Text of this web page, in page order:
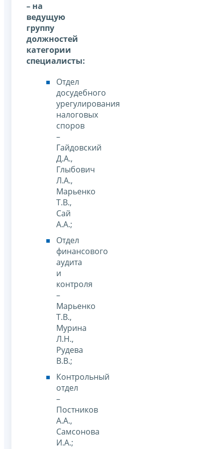
– на
ведущую
группу
должностей
категории
специалисты:
Отдел
досудебного
урегулирования
налоговых
споров
–
Гайдовский
Д.А.,
Глыбович
Л.А.,
Марьенко
Т.В.,
Сай
А.А.;
Отдел
финансового
аудита
и
контроля
–
Марьенко
Т.В.,
Мурина
Л.Н.,
Рудева
В.В.;
Контрольный
отдел
–
Постников
А.А.,
Самсонова
И.А.;